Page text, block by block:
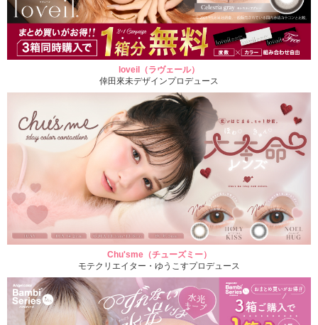
loveil（ラヴェール）
倖田來未デザインプロデュース
Chu'sme（チューズミー）
モテクリエイター・ゆうこすプロデュース